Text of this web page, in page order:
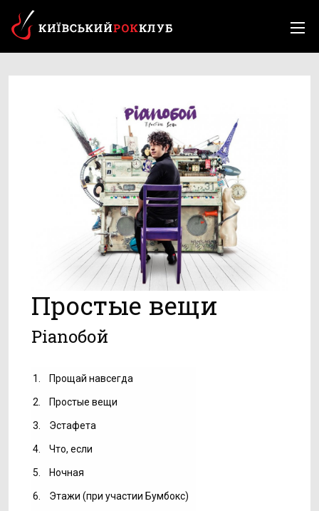
Простые вещи
Pianoбой
1. Прощай навсегда
2. Простые вещи
3. Эстафета
4. Что, если
5. Ночная
6. Этажи (при участии Бумбокс)